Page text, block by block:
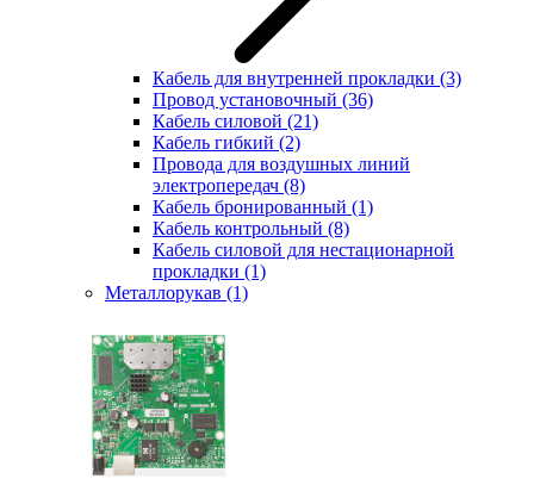
Кабель для внутренней прокладки (3)
Провод установочный (36)
Кабель силовой (21)
Кабель гибкий (2)
Провода для воздушных линий
электропередач (8)
Кабель бронированный (1)
Кабель контрольный (8)
Кабель силовой для нестационарной
прокладки (1)
Металлорукав (1)